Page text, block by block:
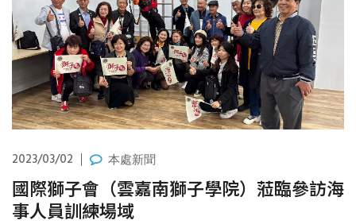
2023/03/02 本處新聞
國際獅子會（雲嘉南獅子學院）蒞臨參訪海
事人員訓練場域